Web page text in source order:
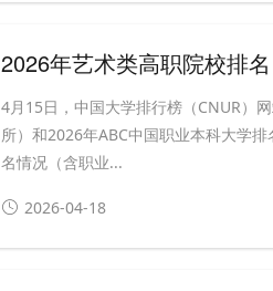
2026年艺术类高职院校排名
4月15日，中国大学排行榜（CNUR）
所）和2026年ABC中国职业本科大学
名情况（含职业...
2026-04-18